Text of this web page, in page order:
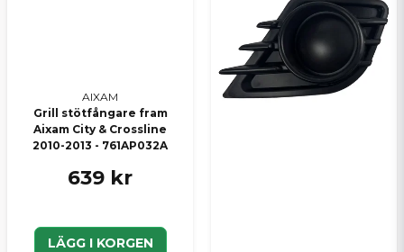
AIXAM
Grill stötfångare fram
Aixam City & Crossline
2010-2013 - 761AP032A
639 kr
LÄGG I KORGEN
Skicka en fråga